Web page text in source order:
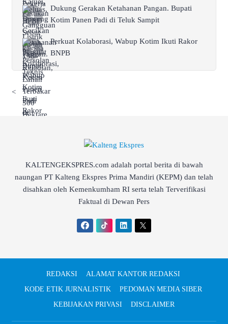
Dukung Gerakan Ketahanan Pangan. Bupati
Kotim Panen Padi di Teluk Sampit
Perkuat Kolaborasi, Wabup Kotim Ikuti Rakor
BNPB
<
KALTENGEKSPRES.com adalah portal berita di bawah
naungan PT Kalteng Ekspres Prima Mandiri (KEPM) dan telah
disahkan oleh Kemenkumham RI serta telah Terverifikasi
Faktual di Dewan Pers
REDAKSI
ALAMAT KANTOR REDAKSI
KODE ETIK JURNALISTIK
PEDOMAN MEDIA SIBER
KEBIJAKAN PRIVASI
DISCLAIMER